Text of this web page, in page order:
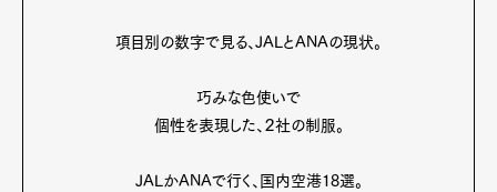
項目別の数字で見る、JALとANAの現状。
巧みな色使いで
個性を表現した、２社の制服。
JALかANAで行く、国内空港18選。